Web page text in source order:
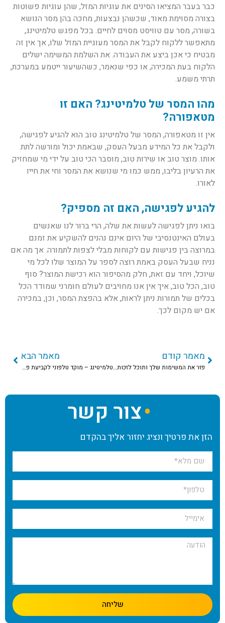
כבר בעבר המציאו הסינים את עוגיות המזל, שהן עוגיות פשוטות
בצורה מסוימת מאוד, שכשהן נבצעות, מחכה בהן מסר הנושא
בשורה, מסר עם טוויסט מסוים לחיים. בכל מפגש טלמיטינג,
מתאפשר ללקוח לקבל את המסר מעוגיית המזל שלו, אך אין זה
מבטיח כי אכן ביצע את העבודה. את השלמת המשימה ישלים
הלקוח בעת המכירה, או כפי שנאמר, כשהשיעור ייטמע במערכת,
תרתי משמע.
מהו המסר של טלמיטינג? האם זו
מטאפורה?
אין זו מטאפורה, המסר של טלמיטינג טוב הוא להגיע לפגישה,
ולקבל את כל המידע מבעל העסק, שבאמת יכול ומורשה לתת
אותו. מוצר טוב או שירות טוב, מוסבר הכי טוב על ידי מי שמחזיק
את הרעיון בליבו, ממש כמו מי שנושא את המסר וחי את חייו
לאורו.
להגיע לפגישה, האם זה מספיק?
בואו ניתן לפגישה לעשות את שלה, הרי ברור לנו שאנשים
בעולם האינטנסיבי של היום אינם נהנים להשקיע את זמנם
במרוצה בין פגישות עם לקוחות מבלי לצפות לתמורה. אך מה אם
נניח שבעל העסק באמת רוצה לספר על המוצר שלו לכל מי
שיוכל, ויחד עם זאת, חלק מהסיפור הוא רכישת המוצר? סוף
טוב, הכל טוב, איך אין אנו מחויבים לעולם חומרני שמודד הכל
בכלים של תמורות ניתן לראות, אלא בהפצת המסר, וכן, במכירה
אם יש מקום לכך.
מאמר קודם
פזר את המשימות שלך ותוכל לזכות ליותר
מאמר הבא
טלמיטינג – מוקד טלפוני לקביעת פגישות עסקיות
צור קשר
הזן את פרטיך ונציג יחזור אליך בהקדם
שליחה